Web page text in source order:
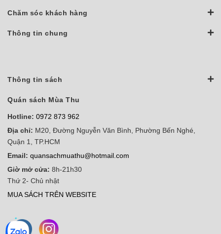
Chăm sóc khách hàng
Thông tin chung
Thông tin sách
Quán sách Mùa Thu
Hotline: 0972 873 962
Địa chỉ: M20, Đường Nguyễn Văn Bình, Phường Bến Nghé,
Quận 1, TP.HCM
Email: quansachmuathu@hotmail.com
Giờ mở cửa: 8h-21h30
Thứ 2- Chủ nhật
MUA SÁCH TRÊN WEBSITE